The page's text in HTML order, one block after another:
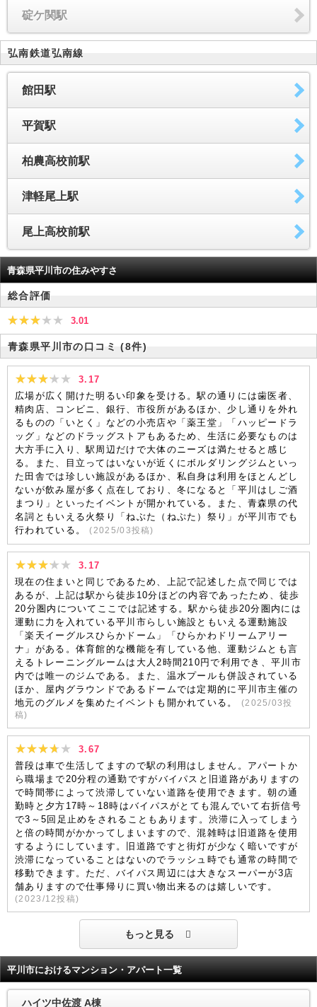
碇ケ関駅
弘南鉄道弘南線
館田駅
平賀駅
柏農高校前駅
津軽尾上駅
尾上高校前駅
青森県平川市の住みやすさ
総合評価
3.01
青森県平川市の口コミ (8件)
3.17
広場が広く開けた明るい印象を受ける。駅の通りには歯医者、
精肉店、コンビニ、銀行、市役所があるほか、少し通りを外れ
るものの「いとく」などの小売店や「薬王堂」「ハッピードラ
ッグ」などのドラッグストアもあるため、生活に必要なものは
大方手に入り、駅周辺だけで大体のニーズは満たせると感じ
る。また、目立ってはいないが近くにボルダリングジムといっ
た田舎では珍しい施設があるほか、私自身は利用をほとんどし
ないが飲み屋が多く点在しており、冬になると「平川はしご酒
まつり」といったイベントが開かれている。また、青森県の代
名詞ともいえる火祭り「ねぶた（ねぷた）祭り」が平川市でも
行われている。
(2025/03投稿)
3.17
現在の住まいと同じであるため、上記で記述した点で同じでは
あるが、上記は駅から徒歩10分ほどの内容であったため、徒歩
20分圏内についてここでは記述する。駅から徒歩20分圏内には
運動に力を入れている平川市らしい施設ともいえる運動施設
「楽天イーグルスひらかドーム」「ひらかわドリームアリー
ナ」がある。体育館的な機能を有している他、運動ジムとも言
えるトレーニングルームは大人2時間210円で利用でき、平川市
内では唯一のジムである。また、温水プールも併設されている
ほか、屋内グラウンドであるドームでは定期的に平川市主催の
地元のグルメを集めたイベントも開かれている。
(2025/03投
稿)
3.67
普段は車で生活してますので駅の利用はしません。アパートか
ら職場まで20分程の通勤ですがバイパスと旧道路がありますの
で時間帯によって渋滞していない道路を使用できます。朝の通
勤時と夕方17時～18時はバイパスがとても混んでいて右折信号
で3～5回足止めをされることもあります。渋滞に入ってしまう
と倍の時間がかかってしまいますので、混雑時は旧道路を使用
するようにしています。旧道路ですと街灯が少なく暗いですが
渋滞になっていることはないのでラッシュ時でも通常の時間で
移動できます。ただ、バイパス周辺には大きなスーパーが3店
舗ありますので仕事帰りに買い物出来るのは嬉しいです。
(2023/12投稿)
もっと見る
平川市におけるマンション・アパート一覧
ハイツ中佐渡 A棟